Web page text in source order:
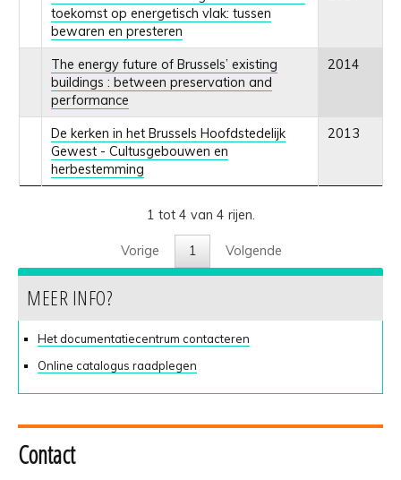
toekomst op energetisch vlak: tussen
bewaren en presteren
The energy future of Brussels’ existing
buildings : between preservation and
performance
2014
De kerken in het Brussels Hoofdstedelijk
Gewest - Cultusgebouwen en
herbestemming
2013
1 tot 4 van 4 rijen.
Vorige 1 Volgende
MEER INFO?
Het documentatiecentrum contacteren
Online catalogus raadplegen
Contact